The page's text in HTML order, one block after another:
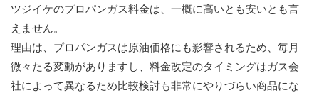
ツジイケのプロパンガス料金は、一概に高いとも安いとも言
えません。
理由は、プロパンガスは原油価格にも影響されるため、毎月
微々たる変動がありますし、料金改定のタイミングはガス会
社によって異なるため比較検討も非常にやりづらい商品にな